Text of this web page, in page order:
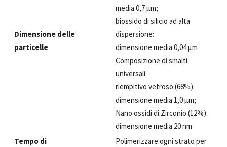
Dimensione delle
particelle
media 0,7 μm;
biossido di silicio ad alta
dispersione:
dimensione media 0,04 μm
Composizione di smalti
universali
riempitivo vetroso (68%):
dimensione media 1,0 μm;
Nano ossidi di Zirconio (12%):
dimensione media 20 nm
Tempo di
Polimerizzare ogni strato per